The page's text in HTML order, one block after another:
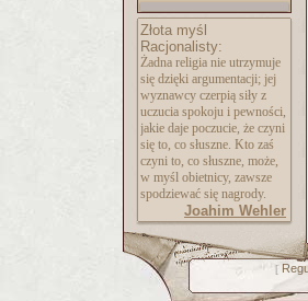
Złota myśl
Racjonalisty:
Żadna religia nie utrzymuje
się dzięki argumentacji; jej
wyznawcy czerpią siły z
uczucia spokoju i pewności,
jakie daje poczucie, że czyni
się to, co słuszne. Kto zaś
czyni to, co słuszne, może,
w myśl obietnicy, zawsze
spodziewać się nagrody.
Joahim Wehler
[